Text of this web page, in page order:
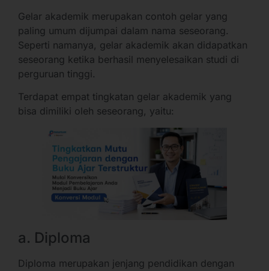
Gelar akademik merupakan contoh gelar yang
paling umum dijumpai dalam nama seseorang.
Seperti namanya, gelar akademik akan didapatkan
seseorang ketika berhasil menyelesaikan studi di
perguruan tinggi.
Terdapat empat tingkatan gelar akademik yang
bisa dimiliki oleh seseorang, yaitu:
a. Diploma
Diploma merupakan jenjang pendidikan dengan